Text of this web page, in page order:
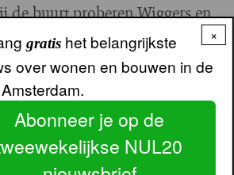
de buurt proberen Wiggers en
door het relatief lage
ook door subsidies te verlenen
groen in de straat, de
en straatverlichting.
creëren waarbij
zich verantwoordelijk
×
gratishet belangrijkste
over wonen en bouwen in de
Abonneer je op de
NUL20